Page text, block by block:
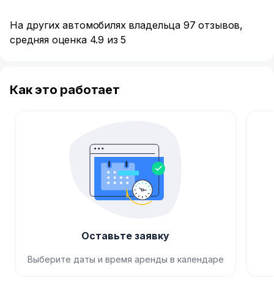
На других автомобилях владельца 97 отзывов,
средняя оценка 4.9 из 5
Как это работает
Оставьте заявку
Выберите даты и время аренды в календаре